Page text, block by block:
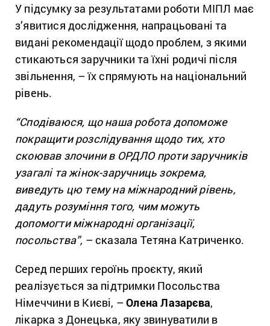
У підсумку за результатами роботи МІПЛ має
з’явитися дослідження, напрацьовані та
видані рекомендації щодо проблем, з якими
стикаються заручники та їхні родичі після
звільнення, – їх спрямують на національний
рівень.
“Сподіваюся, що наша робота допоможе
покращити розслідування щодо тих, хто
скоював злочини в ОРДЛО проти заручників
узагалі та жінок-заручниць зокрема,
виведуть цю тему на міжнародний рівень,
дадуть розуміння того, чим можуть
допомогти міжнародні організації,
посольства”, – сказала Тетяна Катриченко.
Серед перших героїнь проєкту, який
реалізується за підтримки Посольства
Німеччини в Києві, –Олена Лазарєва,
лікарка з Донецька, яку звинуватили в